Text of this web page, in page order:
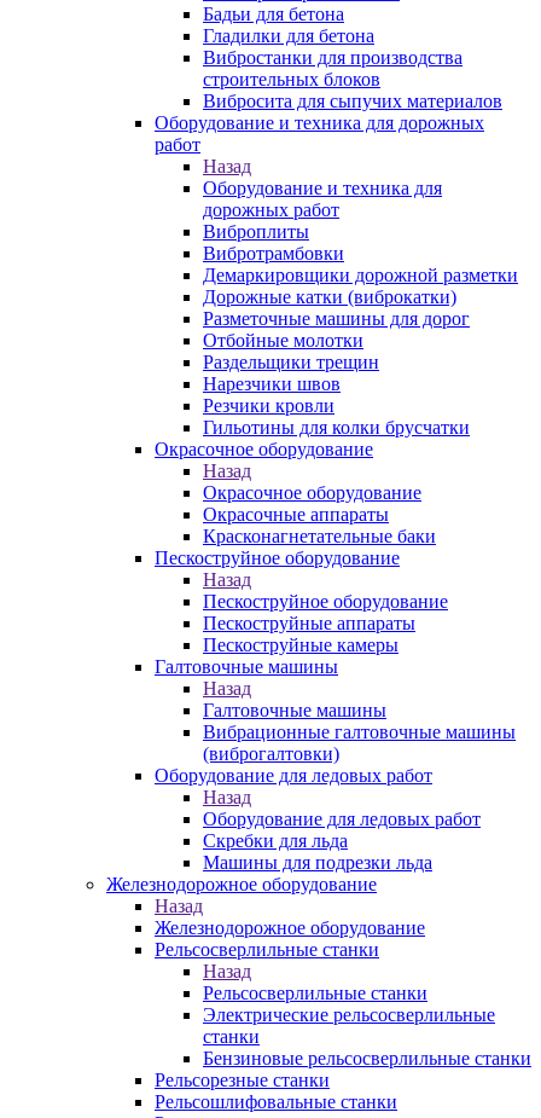
Бадьи для бетона
Гладилки для бетона
Вибростанки для производства
строительных блоков
Вибросита для сыпучих материалов
Оборудование и техника для дорожных
работ
Назад
Оборудование и техника для
дорожных работ
Виброплиты
Вибротрамбовки
Демаркировщики дорожной разметки
Дорожные катки (виброкатки)
Разметочные машины для дорог
Отбойные молотки
Раздельщики трещин
Нарезчики швов
Резчики кровли
Гильотины для колки брусчатки
Окрасочное оборудование
Назад
Окрасочное оборудование
Окрасочные аппараты
Красконагнетательные баки
Пескоструйное оборудование
Назад
Пескоструйное оборудование
Пескоструйные аппараты
Пескоструйные камеры
Галтовочные машины
Назад
Галтовочные машины
Вибрационные галтовочные машины
(виброгалтовки)
Оборудование для ледовых работ
Назад
Оборудование для ледовых работ
Скребки для льда
Машины для подрезки льда
Железнодорожное оборудование
Назад
Железнодорожное оборудование
Рельсосверлильные станки
Назад
Рельсосверлильные станки
Электрические рельсосверлильные
станки
Бензиновые рельсосверлильные станки
Рельсорезные станки
Рельсошлифовальные станки